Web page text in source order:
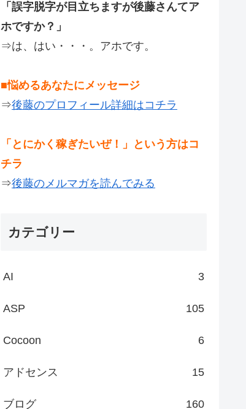
「誤字脱字が目立ちますが後藤さんてア
ホですか？」
⇒は、はい・・・。アホです。
■悩めるあなたにメッセージ
⇒後藤のプロフィール詳細はコチラ
「とにかく稼ぎたいぜ！」という方はコ
チラ
⇒後藤のメルマガを読んでみる
カテゴリー
AI 3
ASP 105
Cocoon 6
アドセンス 15
ブログ 160